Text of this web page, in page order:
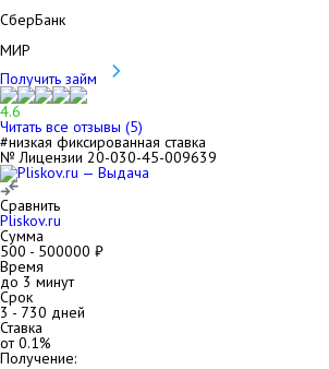
СберБанк
МИР
Получить займ
4.6
Читать все отзывы (5)
#низкая фиксированная ставка
№ Лицензии 20-030-45-009639
Сравнить
Pliskov.ru
Сумма
500 - 500000 ₽
Время
до 3 минут
Срок
3- 730 дней
Ставка
от0.1%
Получение: